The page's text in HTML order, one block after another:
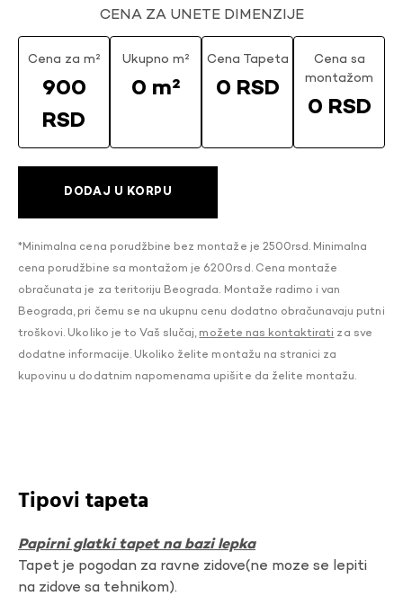
CENA ZA UNETE DIMENZIJE
Cena za m²
900
RSD
Ukupno m²
0 m²
Cena Tapeta
0 RSD
Cena sa
montažom
0 RSD
DODAJ U KORPU
*Minimalna cena porudžbine bez montaže je 2500rsd. Minimalna
cena porudžbine sa montažom je 6200rsd. Cena montaže
obračunata je za teritoriju Beograda. Montaže radimo i van
Beograda, pri čemu se na ukupnu cenu dodatno obračunavaju putni
troškovi. Ukoliko je to Vaš slučaj, možete nas kontaktirati za sve
dodatne informacije. Ukoliko želite montažu na stranici za
kupovinu u dodatnim napomenama upišite da želite montažu.
Tipovi tapeta
Papirni glatki tapet na bazi lepka
Tapet je pogodan za ravne zidove(ne moze se lepiti
na zidove sa tehnikom).